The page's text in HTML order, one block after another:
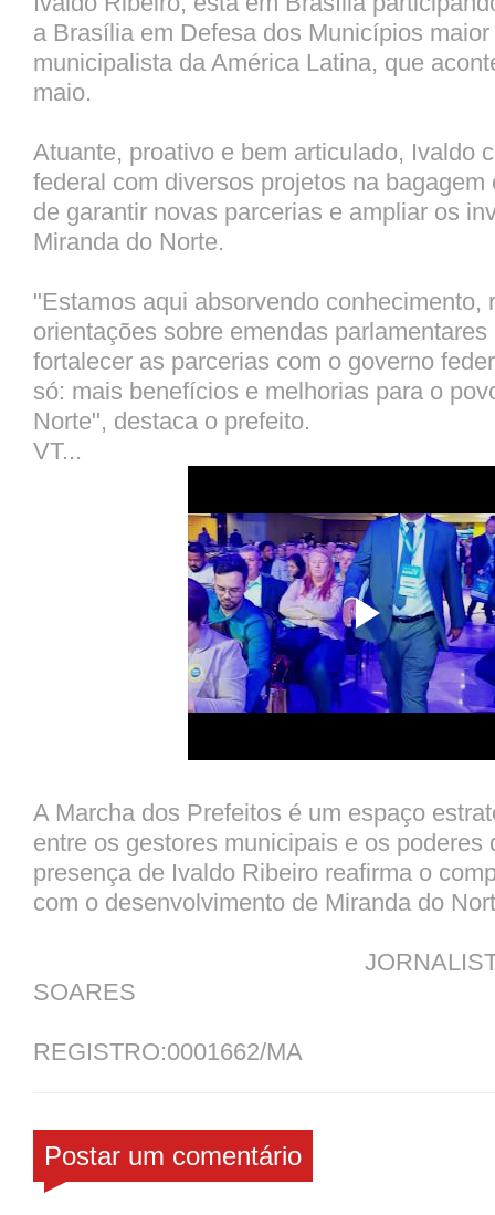
a Brasília em Defesa dos Municípios
municipalista da América Latina, que
maio.
Atuante, proativo e bem articulado, Ivaldo
federal com diversos projetos na bagagem
de garantir novas parcerias e ampliar os
Miranda do Norte.
"Estamos aqui absorvendo conhecimento,
orientações sobre emendas
fortalecer as parcerias com o governo
só: mais benefícios e melhorias para o
Norte", destaca o prefeito.
VT...
A Marcha dos Prefeitos é um espaço
entre os gestores municipais e os poderes
presença de Ivaldo Ribeiro reafirma o
com o desenvolvimento de Miranda do
JORNALISTA
SOARES
REGISTRO:0001662/MA
Postar um comentário